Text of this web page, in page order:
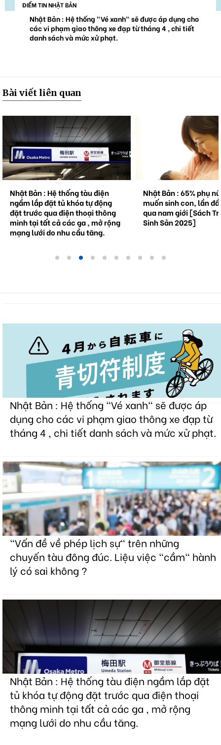
ĐIỂM TIN NHẬT BẢN
Nhật Bản : Hệ thống "Vé xanh" sẽ được áp dụng cho
các vi phạm giao thông xe đạp từ tháng 4 , chi tiết
danh sách và mức xử phạt.
Bài viết liên quan
Nhật Bản : Hệ thống tàu điện
ngầm lắp đặt tủ khóa tự động
đặt trước qua điện thoại thông
minh tại tất cả các ga , mở rộng
mạng lưới do nhu cầu tăng.
Nhật Bản : 65% phụ
muốn sinh con, lần
qua nam giới [Sách
Sinh Sản 2025]
Nhật Bản : Hệ thống "Vé xanh" sẽ được áp
dụng cho các vi phạm giao thông xe đạp từ
tháng 4 , chi tiết danh sách và mức xử phạt.
"Vấn đề về phép lịch sự" trên những
chuyến tàu đông đúc. Liệu việc "cầm" hành
lý có sai không ?
Nhật Bản : Hệ thống tàu điện ngầm lắp đặt
tủ khóa tự động đặt trước qua điện thoại
thông minh tại tất cả các ga , mở rộng
mạng lưới do nhu cầu tăng.